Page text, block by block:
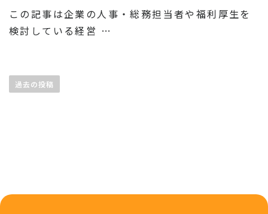
この記事は企業の人事・総務担当者や福利厚生を
検討している経営 …
稿
ナ
過去の投稿